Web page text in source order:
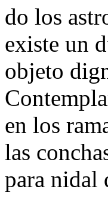
do los
existe un
objeto
en los
las
para nidal